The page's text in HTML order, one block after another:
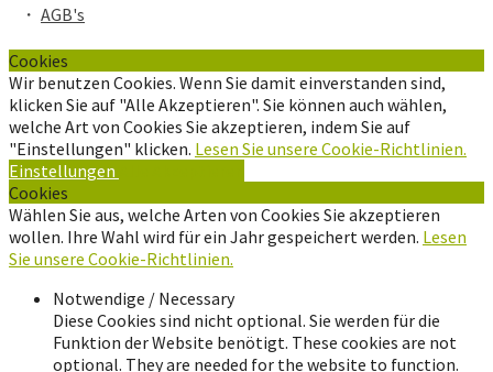
・ AGB's
Cookies
Wir benutzen Cookies. Wenn Sie damit einverstanden sind,
klicken Sie auf "Alle Akzeptieren". Sie können auch wählen,
welche Art von Cookies Sie akzeptieren, indem Sie auf
"Einstellungen" klicken. Lesen Sie unsere Cookie-Richtlinien.
Einstellungen
Cookies
Wählen Sie aus, welche Arten von Cookies Sie akzeptieren
wollen. Ihre Wahl wird für ein Jahr gespeichert werden. Lesen
Sie unsere Cookie-Richtlinien.
Notwendige / Necessary
Diese Cookies sind nicht optional. Sie werden für die
Funktion der Website benötigt. These cookies are not
optional. They are needed for the website to function.